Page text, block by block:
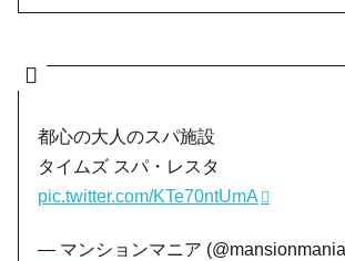
都心の大人のスパ施設
タイムズ スパ・レスタ
pic.twitter.com/KTe70ntUmA
— マンションマニア